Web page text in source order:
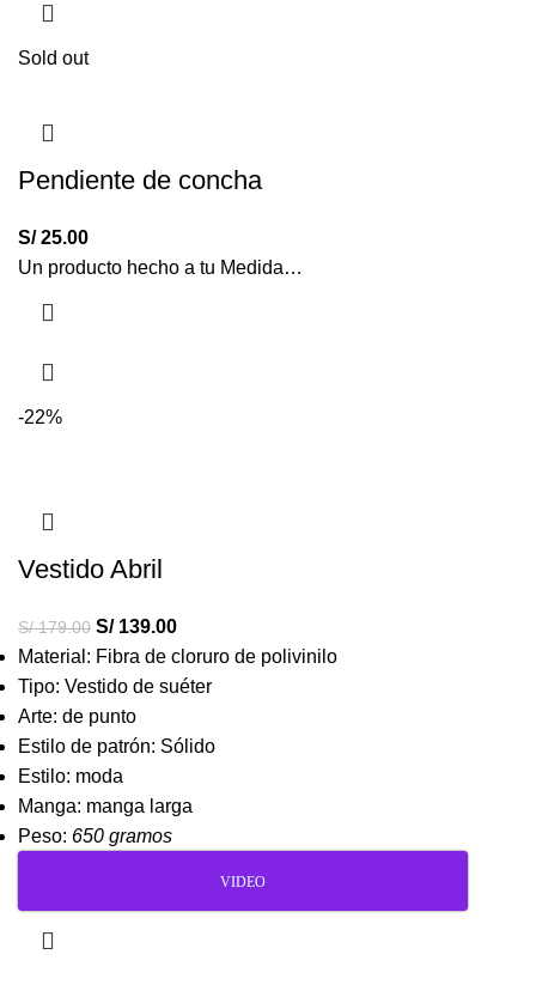
Sold out
Pendiente de concha
S/25.00
Un producto hecho a tu Medida…
-22%
Vestido Abril
S/179.00 S/139.00
Material: Fibra de cloruro de polivinilo
Tipo: Vestido de suéter
Arte: de punto
Estilo de patrón: Sólido
Estilo: moda
Manga: manga larga
Peso: 650 gramos
VIDEO